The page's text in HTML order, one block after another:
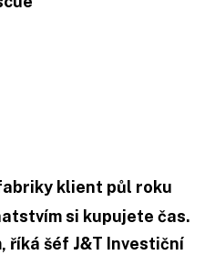
klient půl roku
si kupujete čas.
říká šéf J&T Investiční